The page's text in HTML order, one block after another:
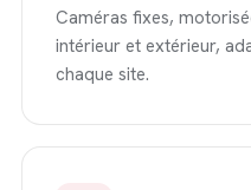
Caméras fixes,
intérieur et extérieur,
chaque site.